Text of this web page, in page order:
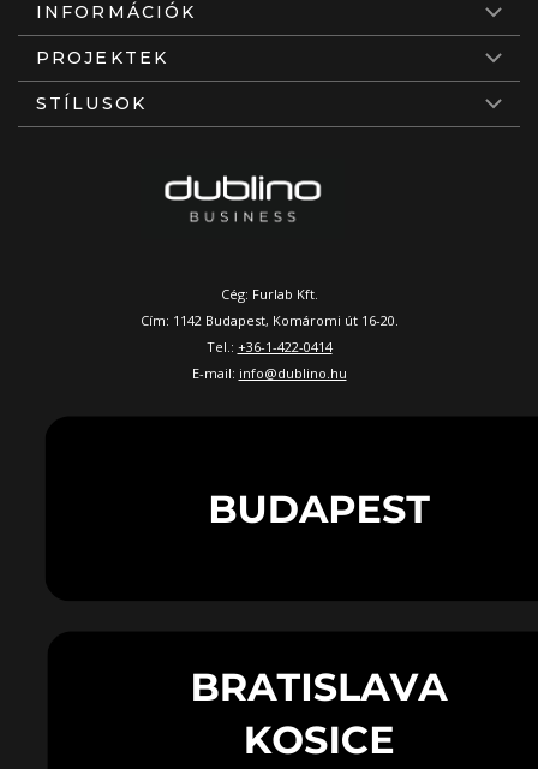
INFORMÁCIÓK
PROJEKTEK
STÍLUSOK
Cég: Furlab Kft.
Cím: 1142 Budapest, Komáromi út 16-20.
Tel.: +36-1-422-0414
E-mail: info@dublino.hu